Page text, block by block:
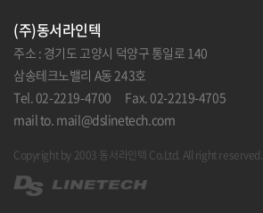
(주)동서라인텍
주소 : 경기도 고양시 덕양구 통일로 140
삼송테크노밸리 A동 243호
Tel. 02-2219-4700 Fax. 02-2219-4705
mail to. mail@dslinetech.com
Copyright by 2003 동서라인텍 Co.Ltd. All right reserved.